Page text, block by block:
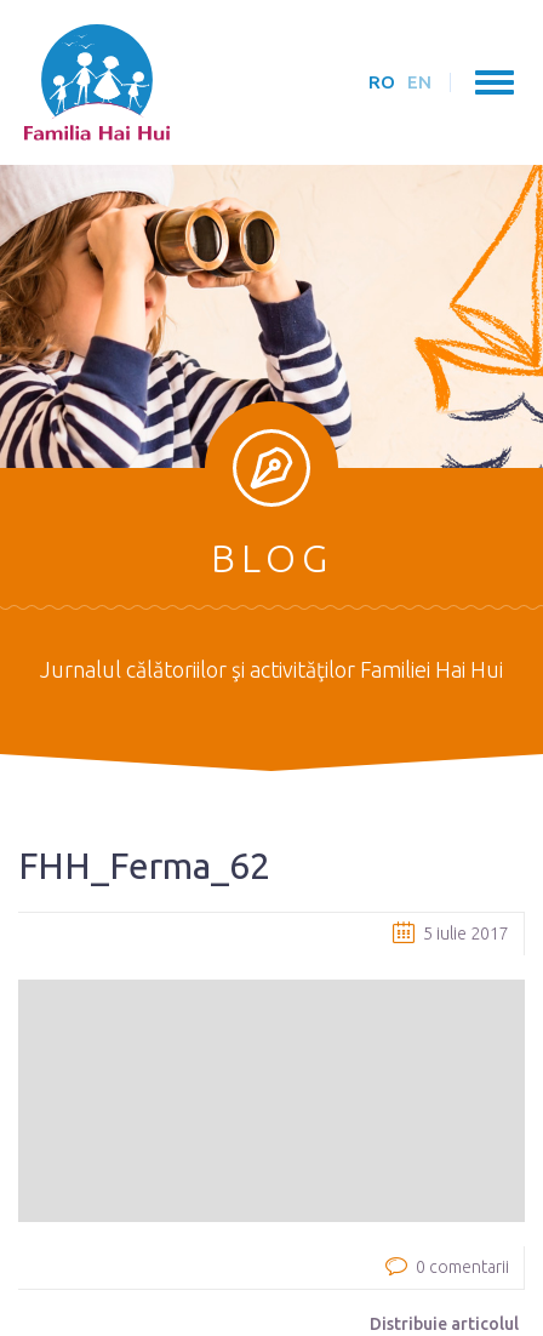
RO EN
BLOG
Jurnalul călătoriilor şi activităţilor Familiei Hai Hui
FHH_Ferma_62
5 iulie 2017
0 comentarii
Distribuie articolul